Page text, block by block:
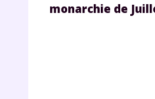
monarchie de